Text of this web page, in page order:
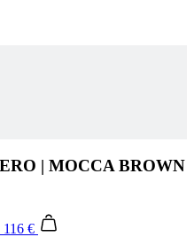
| MOCCA BROWN
116 €